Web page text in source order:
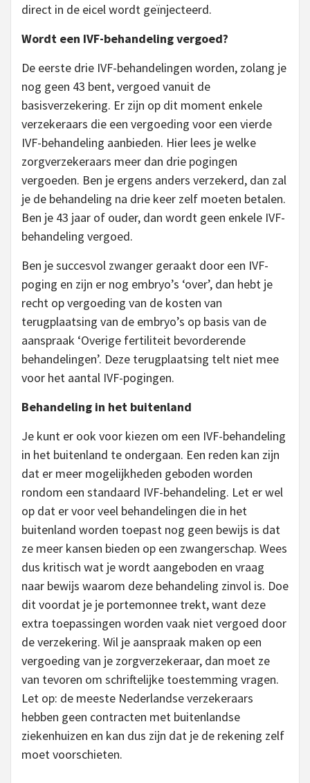
direct in de eicel wordt geïnjecteerd.
Wordt een IVF-behandeling vergoed?
De eerste drie IVF-behandelingen worden, zolang je
nog geen 43 bent, vergoed vanuit de
basisverzekering. Er zijn op dit moment enkele
verzekeraars die een vergoeding voor een vierde
IVF-behandeling aanbieden. Hier lees je welke
zorgverzekeraars meer dan drie pogingen
vergoeden. Ben je ergens anders verzekerd, dan zal
je de behandeling na drie keer zelf moeten betalen.
Ben je 43 jaar of ouder, dan wordt geen enkele IVF-
behandeling vergoed.
Ben je succesvol zwanger geraakt door een IVF-
poging en zijn er nog embryo’s ‘over’, dan hebt je
recht op vergoeding van de kosten van
terugplaatsing van de embryo’s op basis van de
aanspraak ‘Overige fertiliteit bevorderende
behandelingen’. Deze terugplaatsing telt niet mee
voor het aantal IVF-pogingen.
Behandeling in het buitenland
Je kunt er ook voor kiezen om een IVF-behandeling
in het buitenland te ondergaan. Een reden kan zijn
dat er meer mogelijkheden geboden worden
rondom een standaard IVF-behandeling. Let er wel
op dat er voor veel behandelingen die in het
buitenland worden toepast nog geen bewijs is dat
ze meer kansen bieden op een zwangerschap. Wees
dus kritisch wat je wordt aangeboden en vraag
naar bewijs waarom deze behandeling zinvol is. Doe
dit voordat je je portemonnee trekt, want deze
extra toepassingen worden vaak niet vergoed door
de verzekering. Wil je aanspraak maken op een
vergoeding van je zorgverzekeraar, dan moet ze
van tevoren om schriftelijke toestemming vragen.
Let op: de meeste Nederlandse verzekeraars
hebben geen contracten met buitenlandse
ziekenhuizen en kan dus zijn dat je de rekening zelf
moet voorschieten.